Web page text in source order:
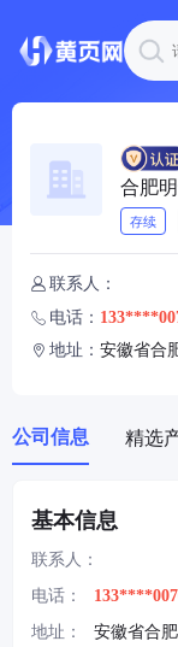
合肥
存续
 联系人：
 电话：
 地址： 安徽省合
公司信息 精选
基本信息
联系人：
电话：
地址：
安徽省合